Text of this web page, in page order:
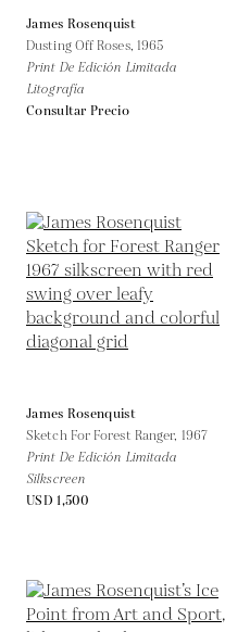
James Rosenquist
Dusting Off Roses, 1965
Print De Edición Limitada
Litografía
Consultar Precio
James Rosenquist
Sketch For Forest Ranger, 1967
Print De Edición Limitada
Silkscreen
USD 1,500